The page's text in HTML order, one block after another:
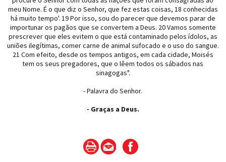
meu Nome. É o que diz o Senhor, que fez estas coisas, 18 conhecidas
há muito tempo'. 19 Por isso, sou do parecer que devemos parar de
importunar os pagãos que se convertem a Deus. 20 Vamos somente
prescrever que eles evitem o que está contaminado pelos ídolos, as
uniões ilegítimas, comer carne de animal sufocado e o uso do sangue.
21 Com efeito, desde os tempos antigos, em cada cidade, Moisés
tem os seus pregadores, que o lêem todos os sábados nas
sinagogas".
- Palavra do Senhor.
- Graças a Deus.